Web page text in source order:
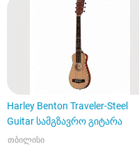
Harley Benton Traveler-Steel
Guitar სამგზავრო გიტარა
თბილისი